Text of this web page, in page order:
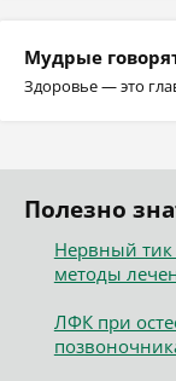
Мудрые
Здоровье — это
Полезно
Нервный тик
методы
ЛФК при